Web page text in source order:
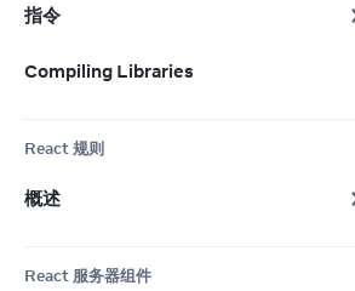
指令
Compiling Libraries
React 规则
概述
React 服务器组件